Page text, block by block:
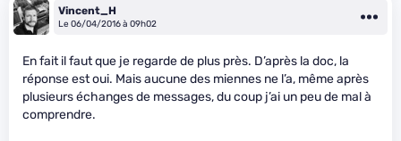
Vincent_H
Le 06/04/2016 à 09h02
En fait il faut que je regarde de plus près. D’après la doc, la
réponse est oui. Mais aucune des miennes ne l’a, même après
plusieurs échanges de messages, du coup j’ai un peu de mal à
comprendre.